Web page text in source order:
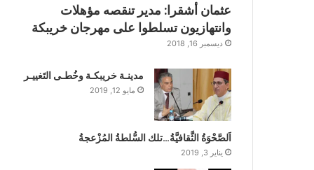
عثمان أشقرا: مدير تنقصه مؤهلات
وانتهازيون تسلطوا على مهرجان خريبكة
ديسمبر 16, 2018
مدينـة خريبكـة وخُطـى التَغييـر
مايو 12, 2019
اَلصَّحْوَةُ الثَّقافيَّةُ…تلك السُّلطةُ المُزْعجةُ
يناير 3, 2019